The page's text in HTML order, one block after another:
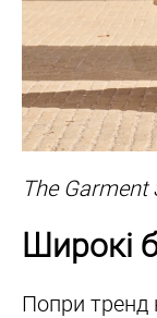
The Garment
Широкі
Попри тренд